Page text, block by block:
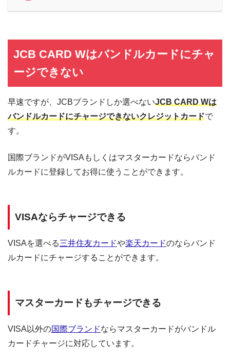
JCB CARD Wはバンドルカードにチャ
ージできない
早速ですが、JCBブランドしか選べないJCB CARD Wは
バンドルカードにチャージできないクレジットカードで
す。
国際ブランドがVISAもしくはマスターカードならバンド
ルカードに登録してお得に使うことができます。
VISAならチャージできる
VISAを選べる三井住友カードや楽天カードのならバンド
ルカードにチャージすることができます。
マスターカードもチャージできる
VISA以外の国際ブランドならマスターカードがバンドル
カードチャージに対応しています。